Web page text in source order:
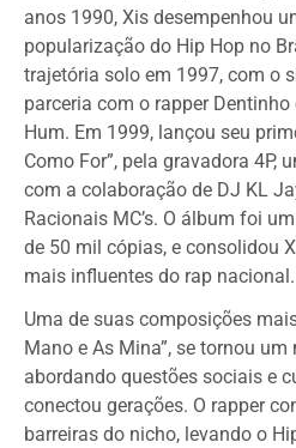
anos 1990, Xis desempenhou
popularização do Hip Hop no
trajetória solo em 1997, com o
parceria com o rapper
Hum. Em 1999, lançou seu
Como For”, pela gravadora 4P,
com a colaboração de DJ KL
Racionais MC’s. O álbum foi
de 50 mil cópias, e consolidou
mais influentes do rap nacional.
Uma de suas composições
Mano e As Mina”, se tornou um
abordando questões sociais e
conectou gerações. O rapper
barreiras do nicho, levando o